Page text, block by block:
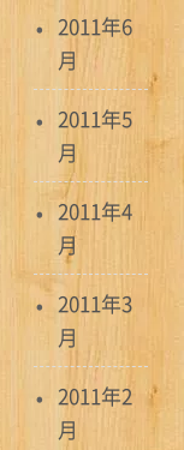
2011年6
月
2011年5
月
2011年4
月
2011年3
月
2011年2
月